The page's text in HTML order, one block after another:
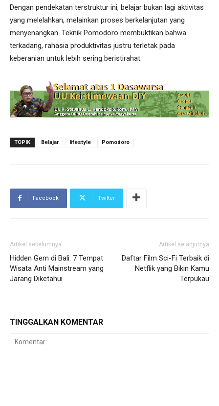
Dengan pendekatan terstruktur ini, belajar bukan lagi aktivitas
yang melelahkan, melainkan proses berkelanjutan yang
menyenangkan. Teknik Pomodoro membuktikan bahwa
terkadang, rahasia produktivitas justru terletak pada
keberanian untuk lebih sering beristirahat.
TOPIK Belajar lifestyle Pomodoro
Facebook Twitter
Artikel sebelumnya
Hidden Gem di Bali: 7 Tempat
Wisata Anti Mainstream yang
Jarang Diketahui
Artikel selanjutnya
Daftar Film Sci-Fi Terbaik di
Netflik yang Bikin Kamu
Terpukau
TINGGALKAN KOMENTAR